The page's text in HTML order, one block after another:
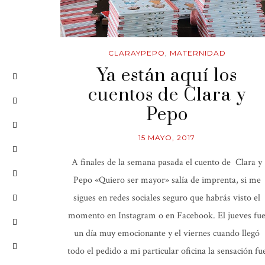
CLARAYPEPO, MATERNIDAD
Ya están aquí los
cuentos de Clara y
Pepo
15 MAYO, 2017
A finales de la semana pasada el cuento de Clara y
Pepo «Quiero ser mayor» salía de imprenta, si me
sigues en redes sociales seguro que habrás visto el
momento en Instagram o en Facebook. El jueves fue
un día muy emocionante y el viernes cuando llegó
todo el pedido a mi particular oficina la sensación